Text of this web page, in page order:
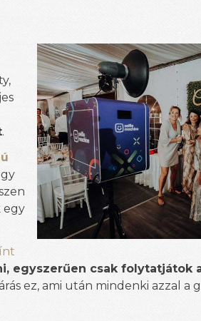
.
egy
egyszerűen csak folytatjátok
ez, ami után mindenki azzal a